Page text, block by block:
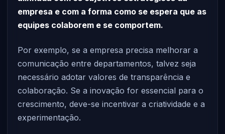
empresa e com a forma como se espera que as
equipes colaborem e se comportem.
Por exemplo, se a empresa precisa melhorar a
comunicação entre departamentos, talvez seja
necessário adotar valores de transparência e
colaboração. Se a inovação for essencial para o
crescimento, deve-se incentivar a criatividade e a
experimentação.